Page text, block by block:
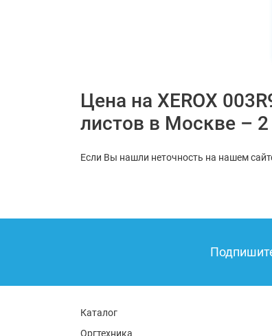
Цена на XEROX
листов в Москве –
Если Вы нашли неточность на нашем
Каталог
Оргтехника